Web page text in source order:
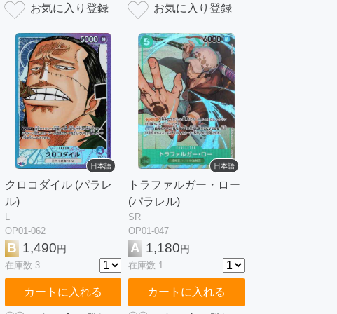
日本語
クロコダイル (パラレ
ル)
L
OP01-062
B 1,490円
在庫数:3
カートに入れる
日本語
トラファルガー・ロー
(パラレル)
SR
OP01-047
A 1,180円
在庫数:1
カートに入れる